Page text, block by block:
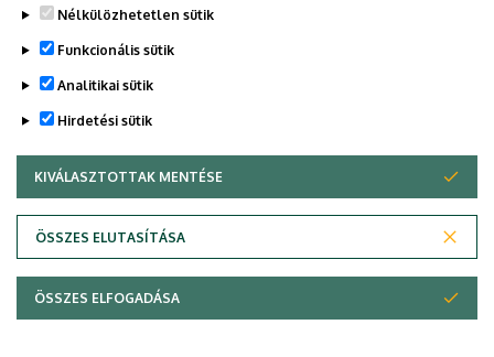
Adatvédelem
Copyright © 2026 Unideb
Nélkülözhetetlen sütik
Funkcionális sütik
Analitikai sütik
Hirdetési sütik
KIVÁLASZTOTTAK MENTÉSE
ÖSSZES ELUTASÍTÁSA
WITHDRAW CONSENT
ÖSSZES ELFOGADÁSA